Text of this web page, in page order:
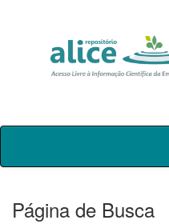
Skip
Página de Busca